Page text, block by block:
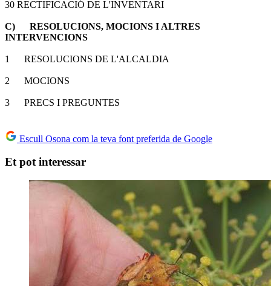
30 RECTIFICACIÓ DE L'INVENTARI
C) RESOLUCIONS, MOCIONS I ALTRES
INTERVENCIONS
1 RESOLUCIONS DE L'ALCALDIA
2 MOCIONS
3 PRECS I PREGUNTES
Escull Osona com la teva font preferida de Google
Et pot interessar